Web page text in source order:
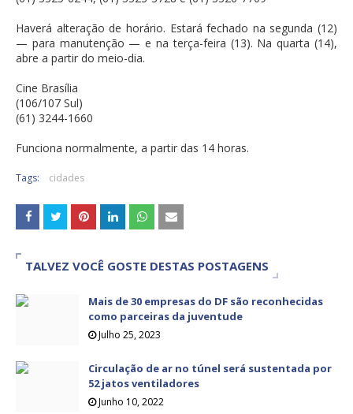
Haverá alteração de horário. Estará fechado na segunda (12)
— para manutenção — e na terça-feira (13). Na quarta (14),
abre a partir do meio-dia.
Cine Brasília
(106/107 Sul)
(61) 3244-1660
Funciona normalmente, a partir das 14 horas.
Tags: cidades
TALVEZ VOCÊ GOSTE DESTAS POSTAGENS
Mais de 30 empresas do DF são reconhecidas
como parceiras da juventude
Julho 25, 2023
Circulação de ar no túnel será sustentada por
52 jatos ventiladores
Junho 10, 2022